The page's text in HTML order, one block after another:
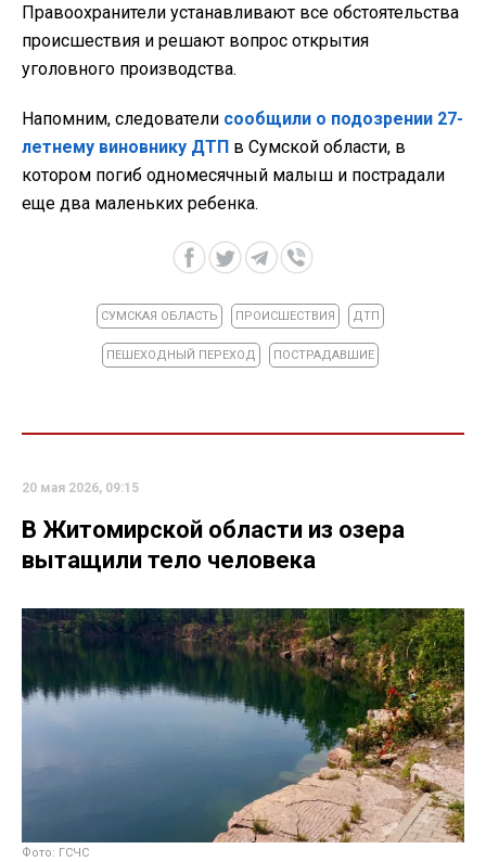
Правоохранители устанавливают все обстоятельства
происшествия и решают вопрос открытия
уголовного производства.
Напомним, следователи сообщили о подозрении 27-
летнему виновнику ДТП в Сумской области, в
котором погиб одномесячный малыш и пострадали
еще два маленьких ребенка.
СУМСКАЯ ОБЛАСТЬ ПРОИСШЕСТВИЯ ДТП
ПЕШЕХОДНЫЙ ПЕРЕХОД ПОСТРАДАВШИЕ
20 мая 2026, 09:15
В Житомирской области из озера
вытащили тело человека
Фото: ГСЧС